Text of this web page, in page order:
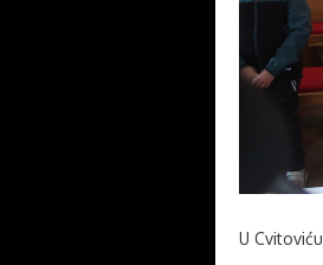
U Cvitoviću